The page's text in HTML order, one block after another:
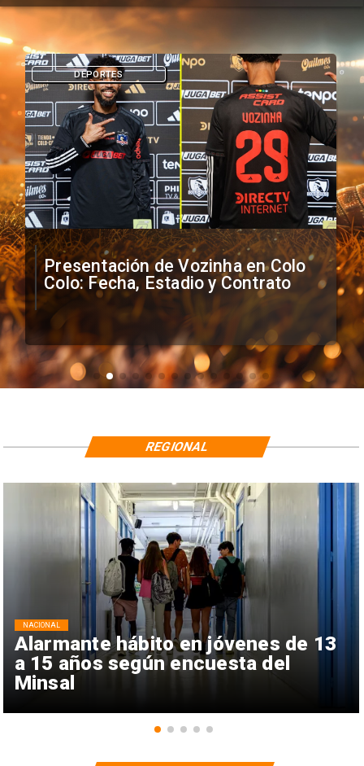
Presentación de Vozinha en Colo
Colo: Fecha, Estadio y Contrato
DEPORTES
Alarmante hábito en jóvenes de 13
a 15 años según encuesta del
Minsal
NACIONAL
REGIONAL